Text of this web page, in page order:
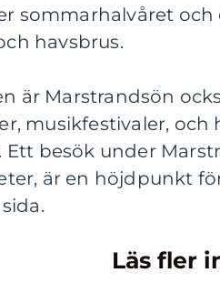
sommarhalvåret
havsbrus.
är Marstrandsön
musikfestivaler,
Ett besök under
är en höjdpunkt
Läs fler